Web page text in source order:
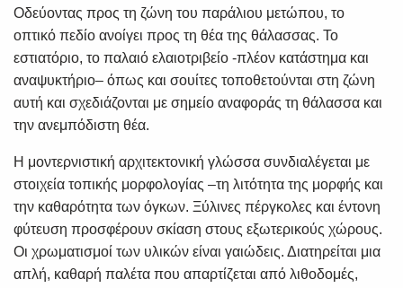
Οδεύοντας προς τη ζώνη του παράλιου μετώπου, το
οπτικό πεδίο ανοίγει προς τη θέα της θάλασσας. Το
εστιατόριο, το παλαιό ελαιοτριβείο -πλέον κατάστημα και
αναψυκτήριο– όπως και σουίτες τοποθετούνται στη ζώνη
αυτή και σχεδιάζονται με σημείο αναφοράς τη θάλασσα και
την ανεμπόδιστη θέα.
Η μοντερνιστική αρχιτεκτονική γλώσσα συνδιαλέγεται με
στοιχεία τοπικής μορφολογίας –τη λιτότητα της μορφής και
την καθαρότητα των όγκων. Ξύλινες πέργκολες και έντονη
φύτευση προσφέρουν σκίαση στους εξωτερικούς χώρους.
Οι χρωματισμοί των υλικών είναι γαιώδεις. Διατηρείται μια
απλή, καθαρή παλέτα που απαρτίζεται από λιθοδομές,